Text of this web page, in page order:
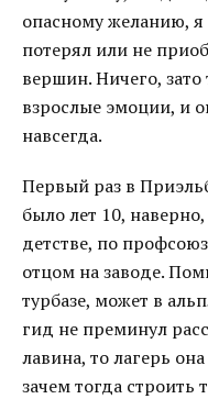
опасному желанию,
потерял или не
вершин. Ничего,
взрослые эмоции, и
навсегда.
Первый раз в
было лет 10,
детстве, по
отцом на заводе.
турбазе, может в
гид не преминул
лавина, то лагерь
зачем тогда строить